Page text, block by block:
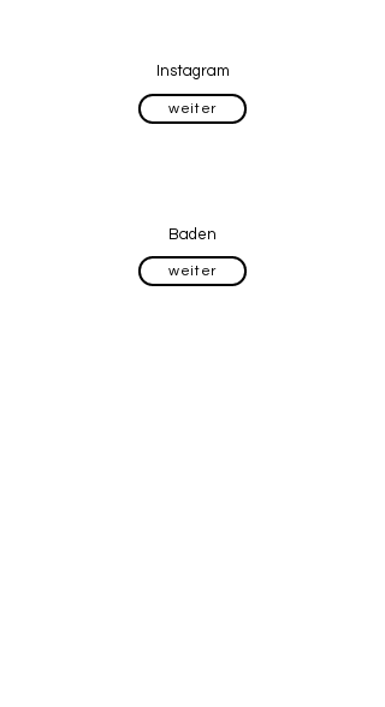
Instagram
weiter
Baden
weiter